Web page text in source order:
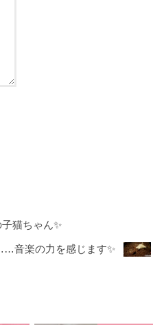
猫ちゃん✨
音楽の力を感じます✨